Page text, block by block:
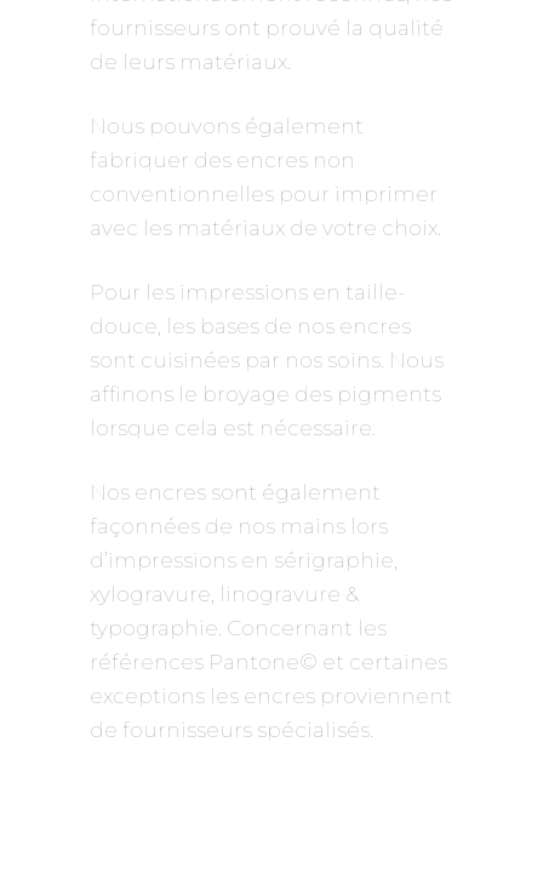
fournisseurs ont prouvé la qualité
de leurs matériaux.
Nous pouvons également
fabriquer des encres non
conventionnelles pour imprimer
avec les matériaux de votre choix.
Pour les impressions en taille-
douce, les bases de nos encres
sont cuisinées par nos soins. Nous
affinons le broyage des pigments
lorsque cela est nécessaire.
Nos encres sont également
façonnées de nos mains lors
d’impressions en sérigraphie,
xylogravure, linogravure &
typographie. Concernant les
références Pantone© et certaines
exceptions les encres proviennent
de fournisseurs spécialisés.